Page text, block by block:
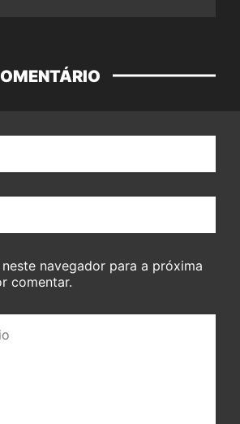
navegador para a próxima
comentar.